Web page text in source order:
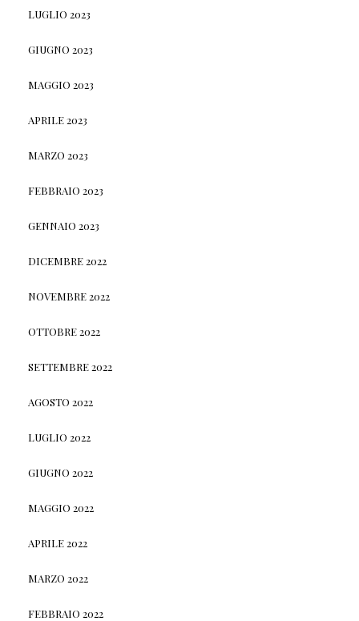
LUGLIO 2023
GIUGNO 2023
MAGGIO 2023
APRILE 2023
MARZO 2023
FEBBRAIO 2023
GENNAIO 2023
DICEMBRE 2022
NOVEMBRE 2022
OTTOBRE 2022
SETTEMBRE 2022
AGOSTO 2022
LUGLIO 2022
GIUGNO 2022
MAGGIO 2022
APRILE 2022
MARZO 2022
FEBBRAIO 2022